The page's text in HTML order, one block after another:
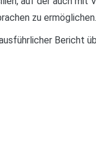
zu ermöglichen.
Bericht